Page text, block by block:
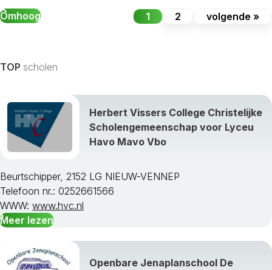
Omhoog 1 2 volgende »
TOP scholen
Herbert Vissers College Christelijke
Scholengemeenschap voor Lyceu
Havo Mavo Vbo
Beurtschipper, 2152 LG NIEUW-VENNEP
Telefoon nr.: 0252661566
WWW: www.hvc.nl
Meer lezen
Openbare Jenaplanschool De